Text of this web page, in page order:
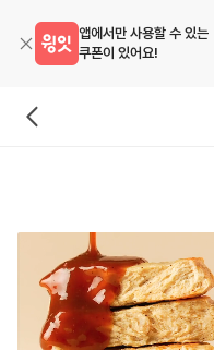
앱에서만 사용할 수 있는
쿠폰이 있어요!